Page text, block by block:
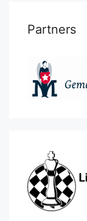
Partners